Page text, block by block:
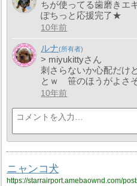
ちが使ってる歯磨きエ
ぽちっと応援完了★
10年前
ルナ
> miyukittyさん
刺さらないか心配だけ
とｗ 笹のほうがよさ
10年前
ニャンコ犬
https://starrairport.amebaownd.com/